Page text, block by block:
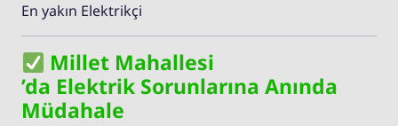
En yakın Elektrikçi
Millet Mahallesi
’da Elektrik Sorunlarına Anında
Müdahale